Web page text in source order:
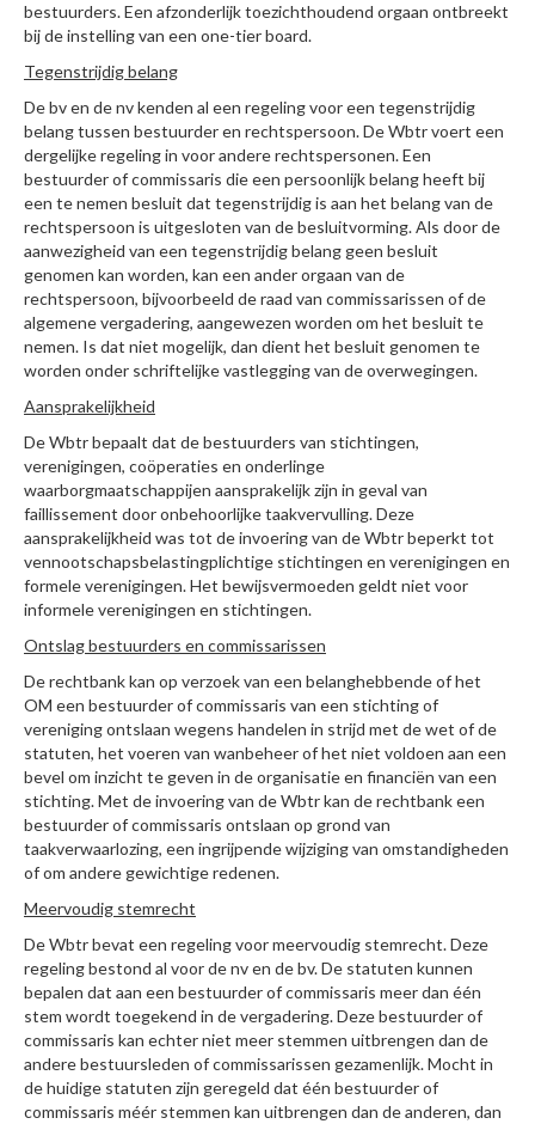
bestuurders. Een afzonderlijk toezichthoudend orgaan ontbreekt
bij de instelling van een one-tier board.
Tegenstrijdig belang
De bv en de nv kenden al een regeling voor een tegenstrijdig
belang tussen bestuurder en rechtspersoon. De Wbtr voert een
dergelijke regeling in voor andere rechtspersonen. Een
bestuurder of commissaris die een persoonlijk belang heeft bij
een te nemen besluit dat tegenstrijdig is aan het belang van de
rechtspersoon is uitgesloten van de besluitvorming. Als door de
aanwezigheid van een tegenstrijdig belang geen besluit
genomen kan worden, kan een ander orgaan van de
rechtspersoon, bijvoorbeeld de raad van commissarissen of de
algemene vergadering, aangewezen worden om het besluit te
nemen. Is dat niet mogelijk, dan dient het besluit genomen te
worden onder schriftelijke vastlegging van de overwegingen.
Aansprakelijkheid
De Wbtr bepaalt dat de bestuurders van stichtingen,
verenigingen, coöperaties en onderlinge
waarborgmaatschappijen aansprakelijk zijn in geval van
faillissement door onbehoorlijke taakvervulling. Deze
aansprakelijkheid was tot de invoering van de Wbtr beperkt tot
vennootschapsbelastingplichtige stichtingen en verenigingen en
formele verenigingen. Het bewijsvermoeden geldt niet voor
informele verenigingen en stichtingen.
Ontslag bestuurders en commissarissen
De rechtbank kan op verzoek van een belanghebbende of het
OM een bestuurder of commissaris van een stichting of
vereniging ontslaan wegens handelen in strijd met de wet of de
statuten, het voeren van wanbeheer of het niet voldoen aan een
bevel om inzicht te geven in de organisatie en financiën van een
stichting. Met de invoering van de Wbtr kan de rechtbank een
bestuurder of commissaris ontslaan op grond van
taakverwaarlozing, een ingrijpende wijziging van omstandigheden
of om andere gewichtige redenen.
Meervoudig stemrecht
De Wbtr bevat een regeling voor meervoudig stemrecht. Deze
regeling bestond al voor de nv en de bv. De statuten kunnen
bepalen dat aan een bestuurder of commissaris meer dan één
stem wordt toegekend in de vergadering. Deze bestuurder of
commissaris kan echter niet meer stemmen uitbrengen dan de
andere bestuursleden of commissarissen gezamenlijk. Mocht in
de huidige statuten zijn geregeld dat één bestuurder of
commissaris méér stemmen kan uitbrengen dan de anderen, dan